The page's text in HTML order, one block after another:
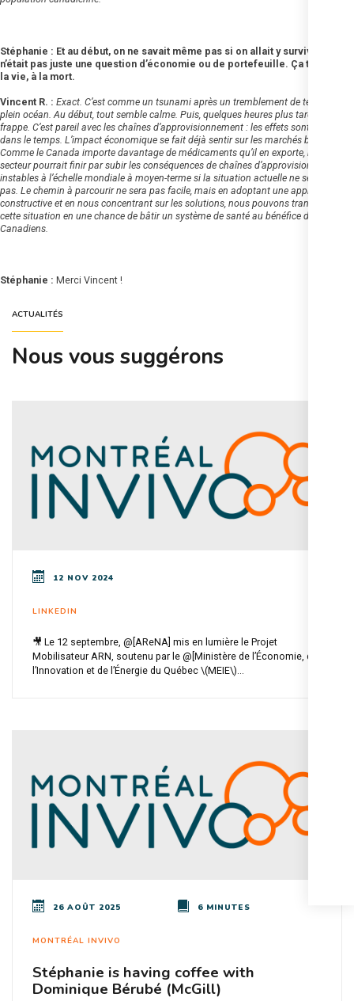
Stéphanie : Et au début, on ne savait même pas si on allait y survivre… Ce
n’était pas juste une question d’économie ou de portefeuille. Ça touchait à
la vie, à la mort.
Vincent R. : Exact. C’est comme un tsunami après un tremblement de terre en
plein océan. Au début, tout semble calme. Puis, quelques heures plus tard, ça
frappe. C’est pareil avec les chaînes d’approvisionnement : les effets sont décalés
dans le temps. L’impact économique se fait déjà sentir sur les marchés boursiers.
Comme le Canada importe davantage de médicaments qu’il en exporte, notre
secteur pourrait finir par subir les conséquences de chaînes d’approvisionnement
instables à l’échelle mondiale à moyen-terme si la situation actuelle ne se corrige
pas. Le chemin à parcourir ne sera pas facile, mais en adoptant une approche
constructive et en nous concentrant sur les solutions, nous pouvons transformer
cette situation en une chance de bâtir un système de santé au bénéfice de tous les
Canadiens.
Stéphanie : Merci Vincent !
ACTUALITÉS
Nous vous suggérons
12 NOV 2024
LINKEDIN
🎥 Le 12 septembre, @[AReNA] mis en lumière le Projet
Mobilisateur ARN, soutenu par le @[Ministère de l’Économie, de
l’Innovation et de l’Énergie du Québec \(MEIE\)...
26 AOÛT 2025 6 MINUTES
MONTRÉAL INVIVO
Stéphanie is having coffee with
Dominique Bérubé (McGill)